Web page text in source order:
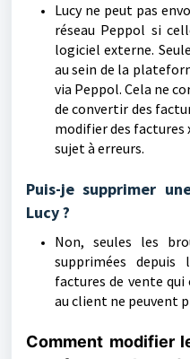
Lucy ne peut pas
réseau Peppol si
logiciel externe.
au sein de la
via Peppol. Cela ne
de convertir des
modifier des factures
sujet à erreurs.
Puis-je supprimer
Lucy ?
Non, seules les
supprimées
factures de vente
au client ne peuvent
Comment modifier